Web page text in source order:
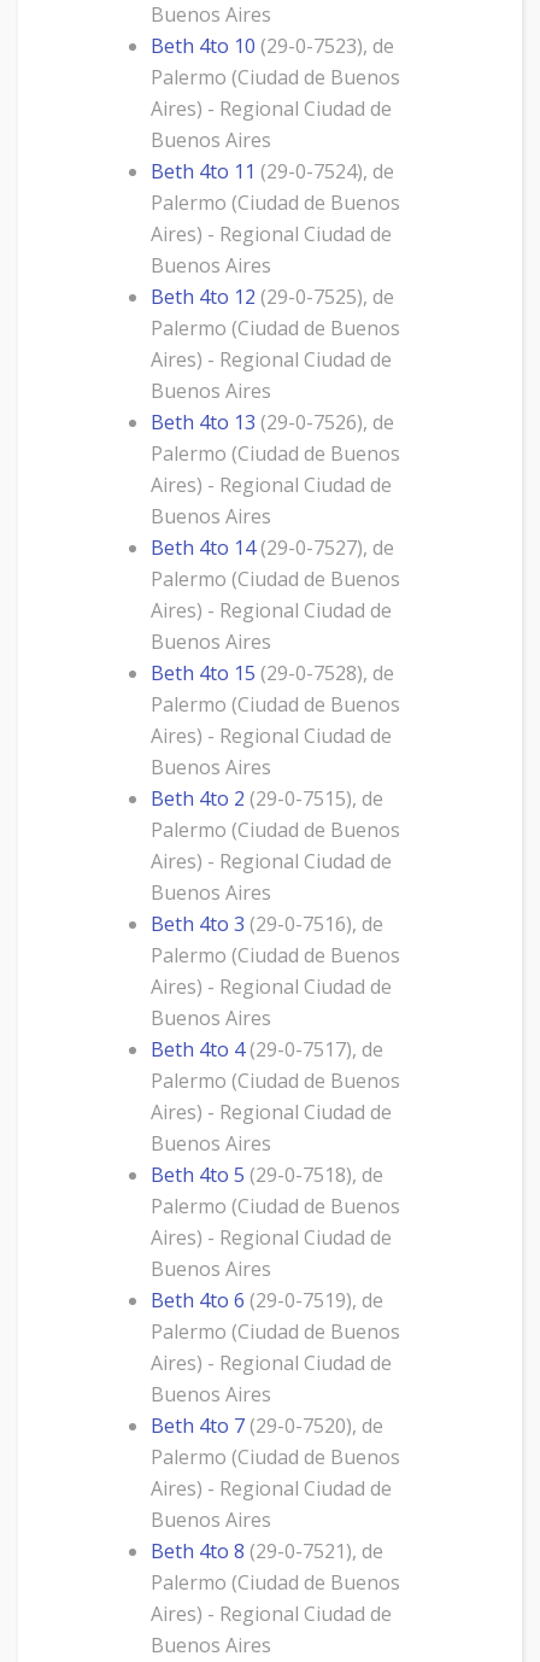
Buenos Aires
Beth 4to 10 (29-0-7523), de
Palermo (Ciudad de Buenos
Aires) - Regional Ciudad de
Buenos Aires
Beth 4to 11 (29-0-7524), de
Palermo (Ciudad de Buenos
Aires) - Regional Ciudad de
Buenos Aires
Beth 4to 12 (29-0-7525), de
Palermo (Ciudad de Buenos
Aires) - Regional Ciudad de
Buenos Aires
Beth 4to 13 (29-0-7526), de
Palermo (Ciudad de Buenos
Aires) - Regional Ciudad de
Buenos Aires
Beth 4to 14(29-0-7527), de
Palermo (Ciudad de Buenos
Aires) - Regional Ciudad de
Buenos Aires
Beth 4to 15 (29-0-7528), de
Palermo (Ciudad de Buenos
Aires) - Regional Ciudad de
Buenos Aires
Beth 4to 2 (29-0-7515), de
Palermo (Ciudad de Buenos
Aires) - Regional Ciudad de
Buenos Aires
Beth 4to 3 (29-0-7516), de
Palermo (Ciudad de Buenos
Aires) - Regional Ciudad de
Buenos Aires
Beth 4to 4(29-0-7517), de
Palermo (Ciudad de Buenos
Aires) - Regional Ciudad de
Buenos Aires
Beth 4to 5 (29-0-7518), de
Palermo (Ciudad de Buenos
Aires) - Regional Ciudad de
Buenos Aires
Beth 4to 6 (29-0-7519), de
Palermo (Ciudad de Buenos
Aires) - Regional Ciudad de
Buenos Aires
Beth 4to 7(29-0-7520), de
Palermo (Ciudad de Buenos
Aires) - Regional Ciudad de
Buenos Aires
Beth 4to 8 (29-0-7521), de
Palermo (Ciudad de Buenos
Aires) - Regional Ciudad de
Buenos Aires